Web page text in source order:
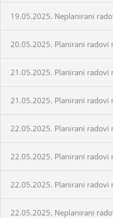
19.05.2025. Neplanirani
20.05.2025. Planirani radovi
21.05.2025. Planirani radovi
21.05.2025. Planirani radovi
22.05.2025. Planirani radovi
22.05.2025. Planirani radovi
22.05.2025. Planirani radovi
22.05.2025. Neplanirani